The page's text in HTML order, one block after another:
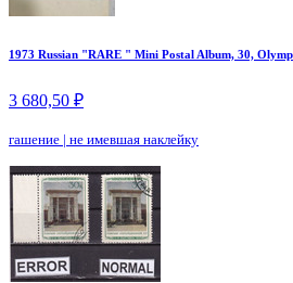
1973 Russian "RARE " Mini Postal Album, 30,
3 680,50 ₽
гашение | не имевшая наклейку